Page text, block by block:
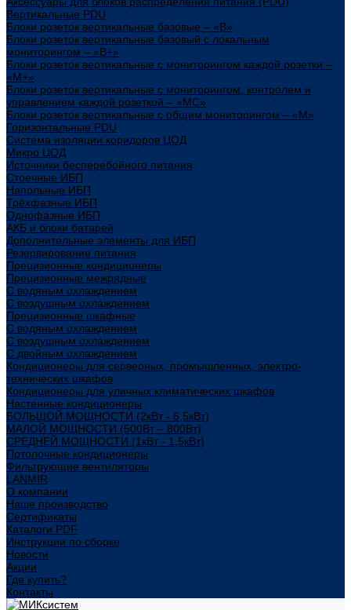
Вертикальные PDU
Блоки розеток вертикальные базовые – «В»
Блоки розеток вертикальные базовый с локальным
мониторингом – «В+»
Блоки розеток вертикальные с мониторингом каждой розетки –
«М+»
Блоки розеток вертикальные с мониторингом, контролем и
управлением каждой розеткой – «МС»
Блоки розеток вертикальные с общим мониторингом – «М»
Горизонтальные PDU
Система изоляции коридоров ЦОД
Микро ЦОД
Источники бесперебойного питания
Стоечные ИБП
Напольные ИБП
Трёхфазные ИБП
Однофазные ИБП
АКБ и блоки батарей
Дополнительные элементы для ИБП
Резервирование питания
Прецизионные кондиционеры
Прецизионные межрядные
С водяным охлаждением
С воздушным охлаждением
Прецизионные шкафные
С водяным охлаждением
С воздушным охлаждением
С двойным охлаждением
Кондиционеры для серверных, промышленных, электро-
технических шкафов
Кондиционеры для уличных климатических шкафов
Настенные кондиционеры
БОЛЬШОЙ МОЩНОСТИ (2кВт - 6,5кВт)
МАЛОЙ МОЩНОСТИ (500Вт – 800Вт)
СРЕДНЕЙ МОЩНОСТИ (1кВт - 1,5кВт)
Потолочные кондиционеры
Фильтрующие вентиляторы
LANMIR
О компании
Наше производство
Сертификаты
Каталоги PDF
Инструкции по сборке
Новости
Акции
Где купить?
Контакты